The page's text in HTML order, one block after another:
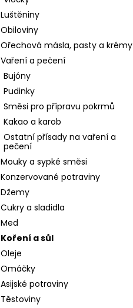
Luštěniny
Obiloviny
Ořechová másla, pasty a krémy
Vaření a pečení
Bujóny
Pudinky
Směsi pro přípravu pokrmů
Kakao a karob
Ostatní přísady na vaření a
pečení
Mouky a sypké směsi
Konzervované potraviny
Džemy
Cukry a sladidla
Med
Koření a sůl
Oleje
Omáčky
Asijské potraviny
Těstoviny